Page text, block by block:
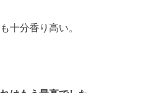
十分香り高い。